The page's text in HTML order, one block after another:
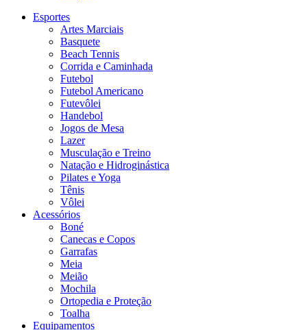
Esportes
Artes Marciais
Basquete
Beach Tennis
Corrida e Caminhada
Futebol
Futebol Americano
Futevôlei
Handebol
Jogos de Mesa
Lazer
Musculação e Treino
Natação e Hidroginástica
Pilates e Yoga
Tênis
Vôlei
Acessórios
Boné
Canecas e Copos
Garrafas
Meia
Meião
Mochila
Ortopedia e Proteção
Toalha
Equipamentos